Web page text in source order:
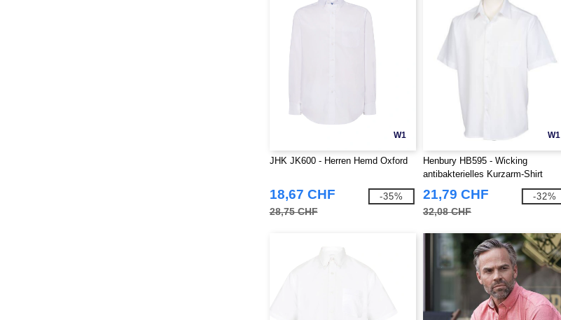
W1
JHK JK600 - Herren Hemd Oxford
18,67 CHF
28,75 CHF
-35%
W1
Henbury HB595 - Wicking
antibakterielles Kurzarm-Shirt
21,79 CHF
32,08 CHF
-32%